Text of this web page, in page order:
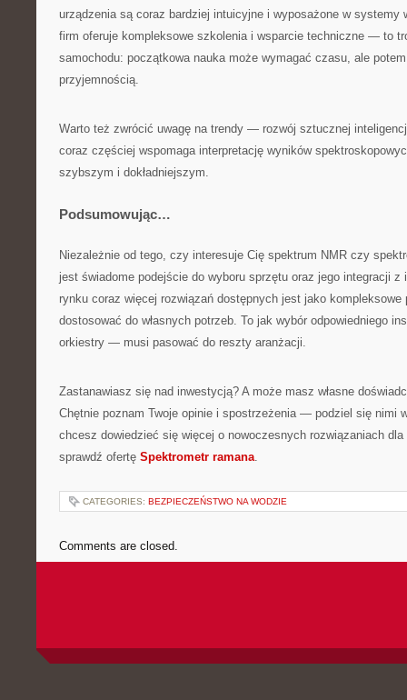
urządzenia są coraz bardziej intuicyjne i wyposażone w systemy
firm oferuje kompleksowe szkolenia i wsparcie techniczne — to
samochodu: początkowa nauka może wymagać czasu, ale
przyjemnością.
Warto też zwrócić uwagę na trendy — rozwój sztucznej
coraz częściej wspomaga interpretację wyników
szybszym i dokładniejszym.
Podsumowując…
Niezależnie od tego, czy interesuje Cię spektrum NMR czy
jest świadome podejście do wyboru sprzętu oraz jego integracji
rynku coraz więcej rozwiązań dostępnych jest jako kompleksowe
dostosować do własnych potrzeb. To jak wybór odpowiedniego
orkiestry — musi pasować do reszty aranżacji.
Zastanawiasz się nad inwestycją? A może masz własne
Chętnie poznam Twoje opinie i spostrzeżenia — podziel się nimi
chcesz dowiedzieć się więcej o nowoczesnych rozwiązaniach dla
sprawdź ofertę Spektrometr ramana.
CATEGORIES: BEZPIECZEŃSTWO NA WODZIE
Comments are closed.